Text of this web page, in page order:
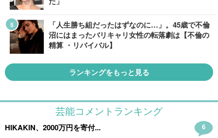
「人生勝ち組だったはずなのに…」。45歳で不倫
沼にはまったバリキャリ女性の転落劇は【不倫の
精算 ・リバイバル】
ランキングをもっと見る